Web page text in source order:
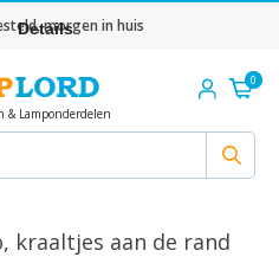
morgen in huis
& Lamponderdelen
0
kraaltjes aan de rand
Details